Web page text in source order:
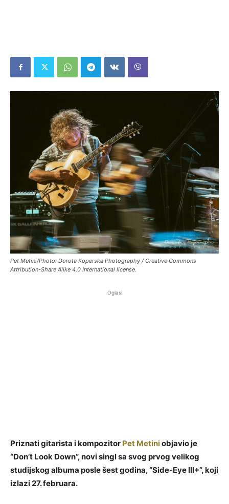
Pet Metini/Photo: Dorota Koperska Photography / Creative Commons
Attribution-Share Alike 4.0 International license.
Oglasi
Priznati gitarista i kompozitor Pet Metiniobjavio je
“Don’t Look Down”, novi singl sa svog prvog velikog
studijskog albuma posle šest godina, “Side-Eye III+”, koji
izlazi 27. februara.